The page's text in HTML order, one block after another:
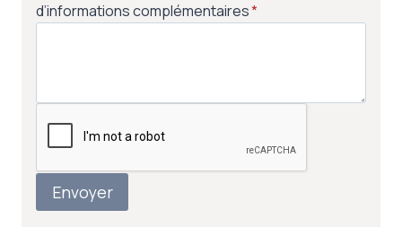
d’informations complémentaires*
Envoyer